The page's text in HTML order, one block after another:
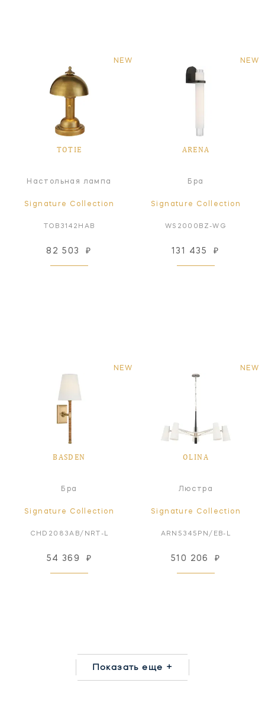
NEW
TOTIE
Настольная лампа
Signature Collection
TOB3142HAB
82 503 ₽
NEW
ARENA
Бра
Signature Collection
WS2000BZ-WG
131 435 ₽
NEW
BASDEN
Бра
Signature Collection
CHD2083AB/NRT-L
54 369 ₽
NEW
OLINA
Люстра
Signature Collection
ARN5345PN/EB-L
510 206 ₽
Показать еще +